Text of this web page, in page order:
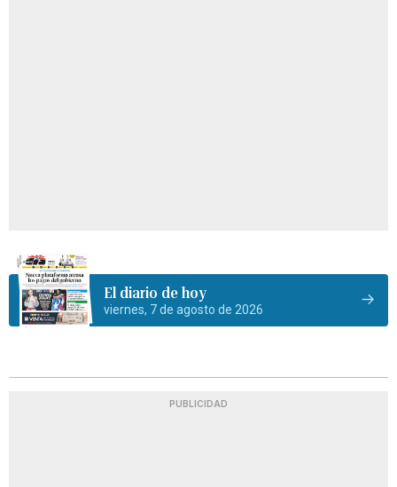
El diario de hoy
viernes, 7 de agosto de 2026
PUBLICIDAD